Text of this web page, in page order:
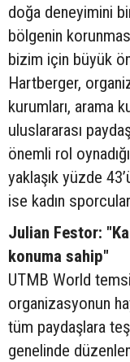
doğa deneyimini
bölgenin
bizim için büyük
Hartberger,
kurumları, arama
uluslararası
önemli rol
yaklaşık yüzde
ise kadın
Julian Festor:
konuma sahip"
UTMB World
organizasyonun
tüm paydaşlara
genelinde